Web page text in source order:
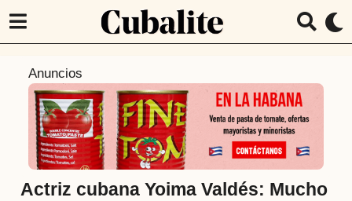
t
Anuncios
Actriz cubana Yoima Valdés: Mucho